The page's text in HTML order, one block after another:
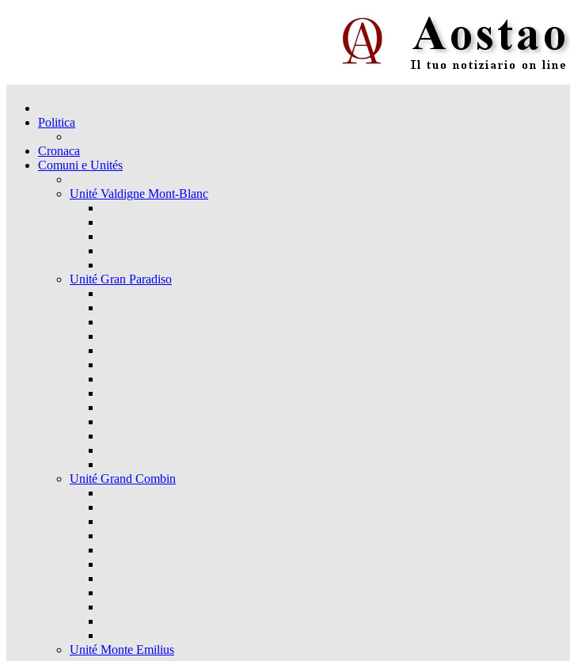
Politica
Cronaca
Comuni e Unités
Unité Valdigne Mont-Blanc
Unité Gran Paradiso
Unité Grand Combin
Unité Monte Emilius